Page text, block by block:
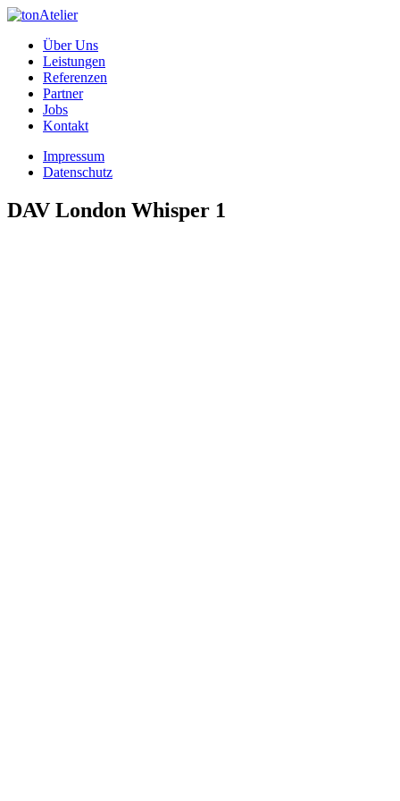
Über Uns
Leistungen
Referenzen
Partner
Jobs
Kontakt
Impressum
Datenschutz
DAV London Whisper 1